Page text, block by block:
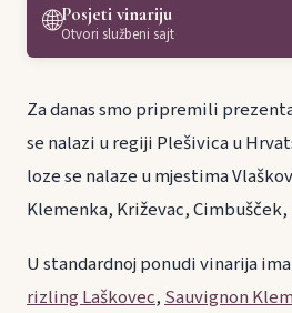
🌐Posjeti vinariju
Otvori službeni sajt
Za danas smo pripremili
se nalazi u regiji Plešivica u
loze se nalaze u mjestima
Klemenka, Križevac,
U standardnoj ponudi vinarija
rizling Laškovec,Sauvignon